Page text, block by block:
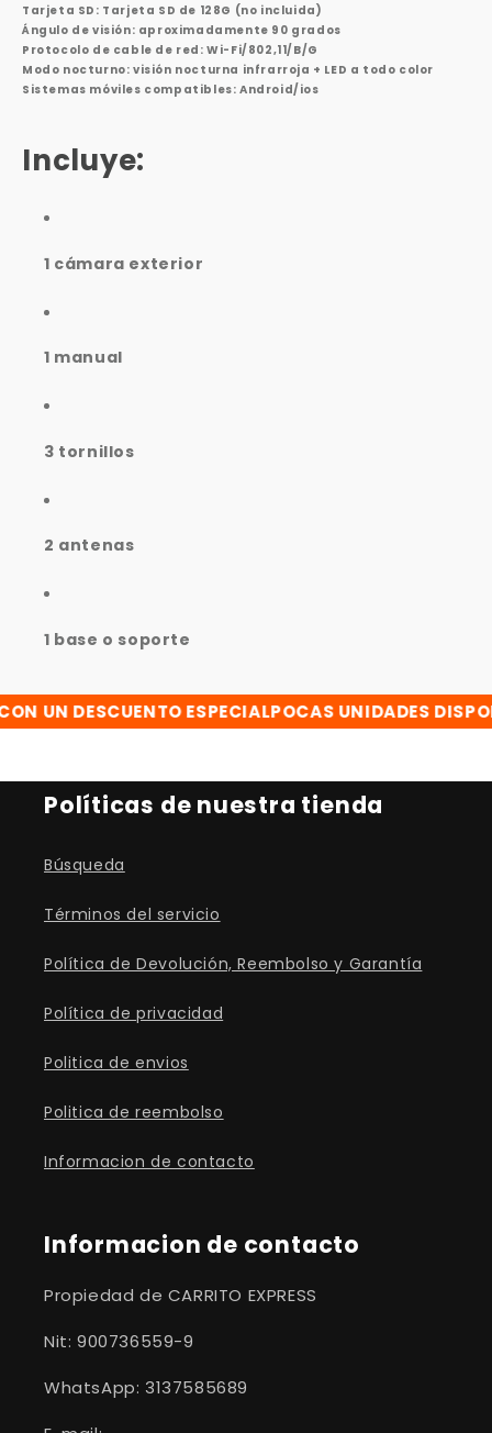
Tarjeta SD: Tarjeta SD de 128G (no incluida)
Ángulo de visión: aproximadamente 90 grados
Protocolo de cable de red: Wi-Fi/802,11/B/G
Modo nocturno: visión nocturna infrarroja + LED a todo color
Sistemas móviles compatibles: Android/ios
Incluye:
1 cámara exterior
1 manual
3 tornillos
2 antenas
1 base o soporte
UN DESCUENTO ESPECIALPOCAS UNIDADES
Políticas de nuestra tienda
Búsqueda
Términos del servicio
Política de Devolución, Reembolso y Garantía
Política de privacidad
Politica de envios
Politica de reembolso
Informacion de contacto
Informacion de contacto
Propiedad de CARRITO EXPRESS
Nit: 900736559-9
WhatsApp: 3137585689